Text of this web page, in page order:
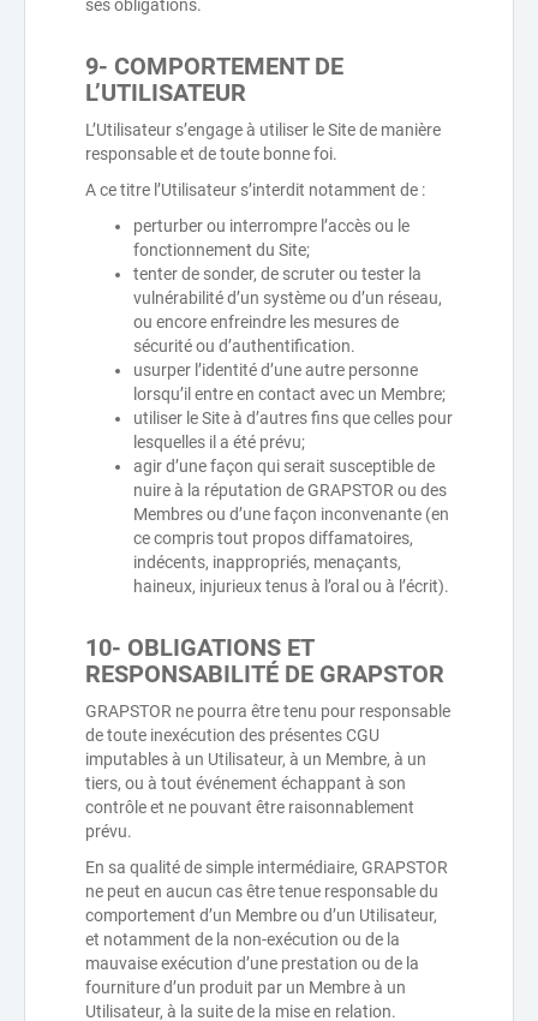
ses obligations.
9- COMPORTEMENT DE
L’UTILISATEUR
L’Utilisateur s’engage à utiliser le Site de manière
responsable et de toute bonne foi.
A ce titre l’Utilisateur s’interdit notamment de :
perturber ou interrompre l’accès ou le
fonctionnement du Site;
tenter de sonder, de scruter ou tester la
vulnérabilité d’un système ou d’un réseau,
ou encore enfreindre les mesures de
sécurité ou d’authentification.
usurper l’identité d’une autre personne
lorsqu’il entre en contact avec un Membre;
utiliser le Site à d’autres fins que celles pour
lesquelles il a été prévu;
agir d’une façon qui serait susceptible de
nuire à la réputation de GRAPSTOR ou des
Membres ou d’une façon inconvenante (en
ce compris tout propos diffamatoires,
indécents, inappropriés, menaçants,
haineux, injurieux tenus à l’oral ou à l’écrit).
10- OBLIGATIONS ET
RESPONSABILITÉ DE GRAPSTOR
GRAPSTOR ne pourra être tenu pour responsable
de toute inexécution des présentes CGU
imputables à un Utilisateur, à un Membre, à un
tiers, ou à tout événement échappant à son
contrôle et ne pouvant être raisonnablement
prévu.
En sa qualité de simple intermédiaire, GRAPSTOR
ne peut en aucun cas être tenue responsable du
comportement d’un Membre ou d’un Utilisateur,
et notamment de la non-exécution ou de la
mauvaise exécution d’une prestation ou de la
fourniture d’un produit par un Membre à un
Utilisateur, à la suite de la mise en relation.